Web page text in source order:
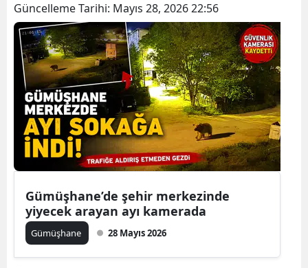
Bursa
Çanakkale
Çankırı
Çorum
Denizli
Diyarbakır
Edirne
Güncelleme Tarihi: Mayıs 28, 2026 22:56
Gümüşhane’de şehir merkezinde
yiyecek arayan ayı kamerada
Gümüşhane 28 Mayıs 2026